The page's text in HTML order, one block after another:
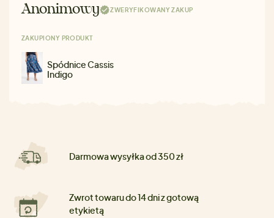
Anonimowy ZWERYFIKOWANY ZAKUP
ZAKUPIONY PRODUKT
Spódnice Cassis
Indigo
Darmowa wysyłka od 350 zł
Zwrot towaru do 14 dni z gotową
etykietą